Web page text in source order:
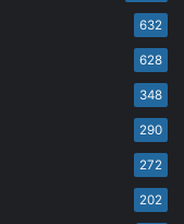
632
628
348
290
272
202